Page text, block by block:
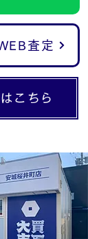
査定
こちら